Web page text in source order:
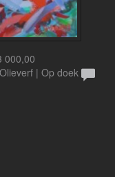
000,00
| Op doek